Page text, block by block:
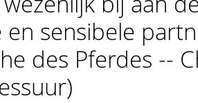
sensibele
des Pferdes --